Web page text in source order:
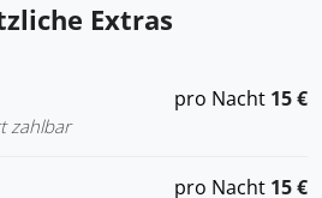
Extras
zahlbar
pro Nacht 15 €
pro Nacht 15 €